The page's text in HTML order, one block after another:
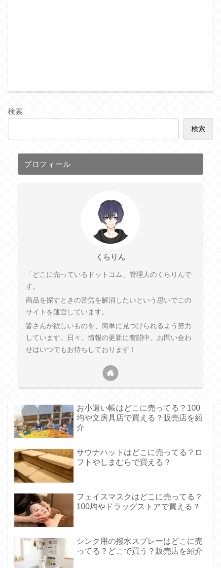
検索
検索
プロフィール
くらりん
「どこに売っているドットコム」管理人のくらりんで
す。
商品を探すときの苦労を解消したいという思いでこの
サイトを運営しています。
皆さんが欲しいものを、簡単に見つけられるよう努力
しています。日々、情報の更新に奮闘中。お問い合わ
せはいつでもお待ちしております！
お小遣い帳はどこに売ってる？100
均や文房具店で買える？販売店を紹
介
サウナハットはどこに売ってる？ロ
フトやしまむらで買える？
フェイスマスクはどこに売ってる？
100均やドラッグストアで買える？
シンク用の撥水スプレーはどこに売
ってる？どこで買う？販売店を紹介